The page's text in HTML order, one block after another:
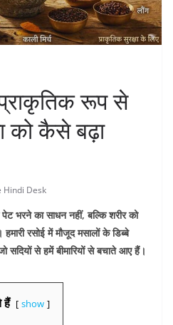
रूप से
को कैसे बढ़ा
Hindi Desk
भरने का साधन नहीं, बल्कि शरीर को
रसोई में मौजूद मसालों के डिब्बे
से हमें बीमारियों से बचाते आए हैं।
हैं show